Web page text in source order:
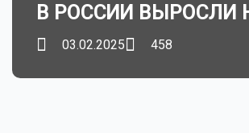
В РОССИИ ВЫРОСЛИ
03.02.2025 458